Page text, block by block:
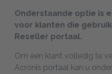
Onderstaande optie is
voor klanten die
Reseller portaal.
Om een klant volledig te
Acronis portaal kan u